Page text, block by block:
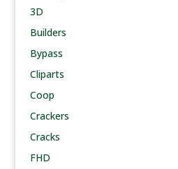
3D
Builders
Bypass
Cliparts
Coop
Crackers
Cracks
FHD